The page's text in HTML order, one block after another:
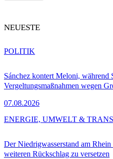
NEUESTE
Sánchez kontert Meloni, während
Vergeltungsmaßnahmen wegen
07.08.2026
POLITIK
Der Niedrigwasserstand am
weiteren Rückschlag zu versetzen
ENERGIE, UMWELT &